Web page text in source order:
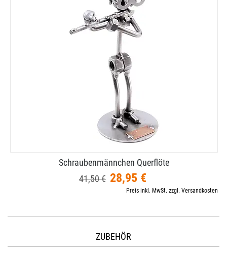
Schraubenmännchen Querflöte
41,50 € 28,95 €
Preis inkl. MwSt. zzgl. Versandkosten
ZUBEHÖR